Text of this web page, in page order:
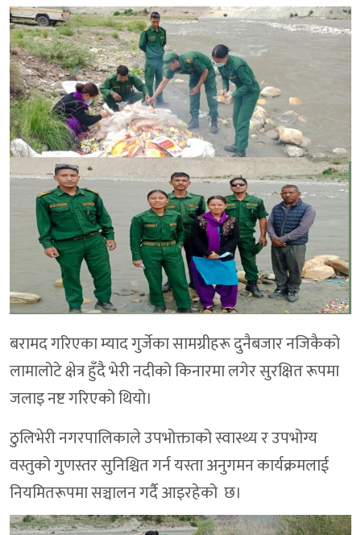
बरामद गरिएका म्याद गुर्जेका सामग्रीहरू दुनैबजार नजिकैको
लामालोटे क्षेत्र हुँदै भेरी नदीको किनारमा लगेर सुरक्षित रूपमा
जलाइ नष्ट गरिएको थियो।
ठुलिभेरी नगरपालिकाले उपभोक्ताको स्वास्थ्य र उपभोग्य
वस्तुको गुणस्तर सुनिश्चित गर्न यस्ता अनुगमन कार्यक्रमलाई
नियमितरूपमा सञ्चालन गर्दै आइरहेको छ।